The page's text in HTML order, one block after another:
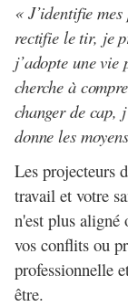
« J’identifie
rectifie le tir, je
j’adopte une
cherche à
changer de cap,
donne les
Les projecteurs
travail et votre
n'est plus aligné
vos conflits ou
professionnelle
être.